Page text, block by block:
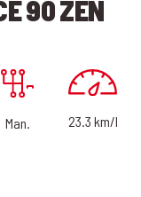
90 ZEN
Man. 23.3 km/l